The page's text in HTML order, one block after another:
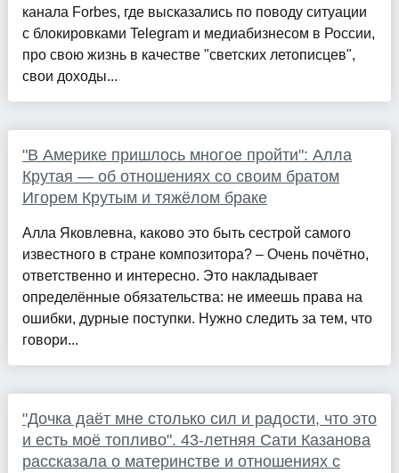
канала Forbes, где высказались по поводу ситуации
с блокировками Telegram и медиабизнесом в России,
про свою жизнь в качестве "светских летописцев",
свои доходы...
"В Америке пришлось многое пройти": Алла
Крутая — об отношениях со своим братом
Игорем Крутым и тяжёлом браке
Алла Яковлевна, каково это быть сестрой самого
известного в стране композитора? – Очень почётно,
ответственно и интересно. Это накладывает
определённые обязательства: не имеешь права на
ошибки, дурные поступки. Нужно следить за тем, что
говори...
"Дочка даёт мне столько сил и радости, что это
и есть моё топливо". 43-летняя Сати Казанова
рассказала о материнстве и отношениях с